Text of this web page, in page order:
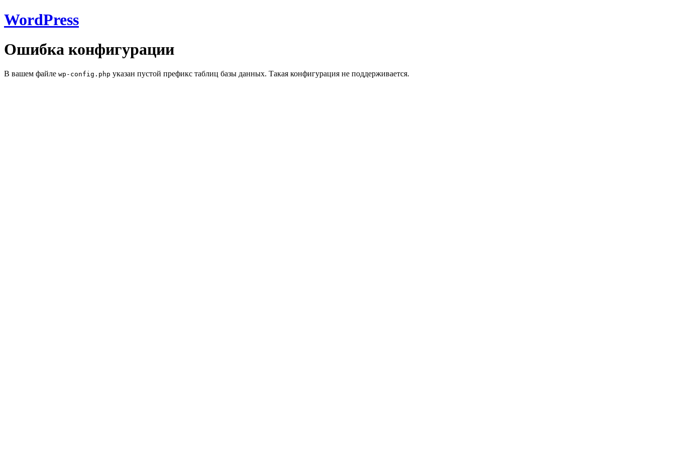
WordPress
Ошибка конфигурации
В вашем файле wp-config.php указан пустой префикс таблиц базы данных. Такая конфигурация не поддерживается.